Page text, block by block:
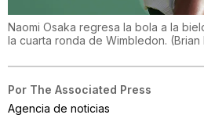
Naomi Osaka regresa la bola a la
la cuarta ronda de Wimbledon. (Brian
Por The Associated Press
Agencia de noticias